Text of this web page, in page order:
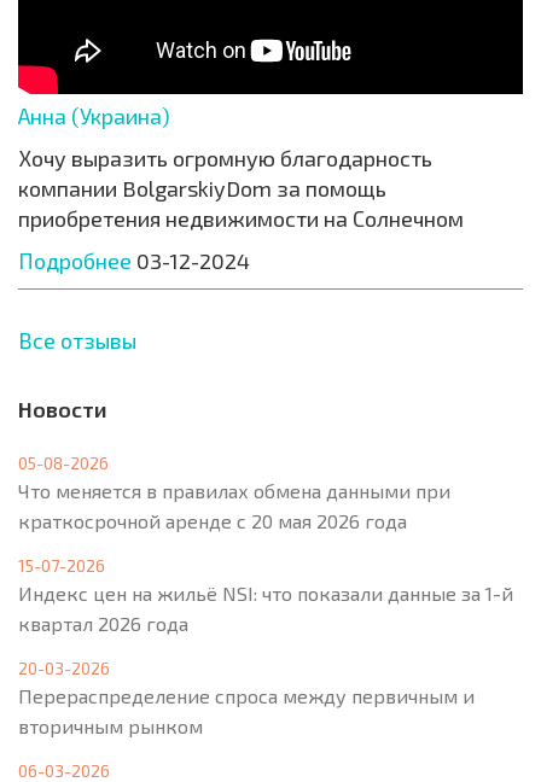
Анна (Украина)
Хочу выразить огромную благодарность
компании BolgarskiyDom за помощь
приобретения недвижимости на Солнечном
Подробнее 03-12-2024
Все отзывы
Новости
05-08-2026
Что меняется в правилах обмена данными при
краткосрочной аренде с 20 мая 2026 года
15-07-2026
Индекс цен на жильё NSI: что показали данные за 1-й
квартал 2026 года
20-03-2026
Перераспределение спроса между первичным и
вторичным рынком
06-03-2026